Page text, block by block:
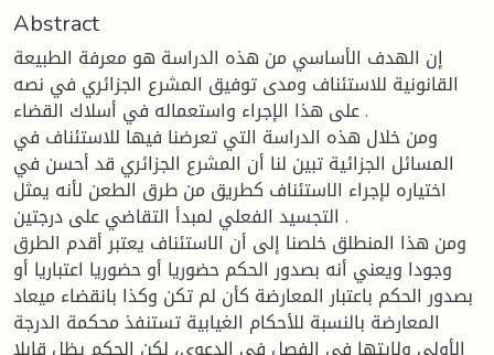
Abstract
إن الهدف الأساسي من هذه الدراسة هو معرفة الطبيعة
القانونية للاستئناف ومدى توفيق المشرع الجزائري في نصه
على هذا الإجراء واستعماله في أسلاك القضاء .
ومن خلال هذه الدراسة التي تعرضنا فيها للاستئناف في
المسائل الجزائية تبين لنا أن المشرع الجزائري قد أحسن في
اختياره لإجراء الاستئناف كطريق من طرق الطعن لأنه يمثل
التجسيد الفعلي لمبدأ التقاضي على درجتين .
ومن هذا المنطلق خلصنا إلى أن الاستئناف يعتبر أقدم الطرق
وجودا ويعني أنه بصدور الحكم حضوريا أو حضوريا اعتباريا أو
بصدور الحكم باعتبار المعارضة كأن لم تكن وكذا بانقضاء ميعاد
المعارضة بالنسبة للأحكام الغيابية تستنفذ محكمة الدرجة